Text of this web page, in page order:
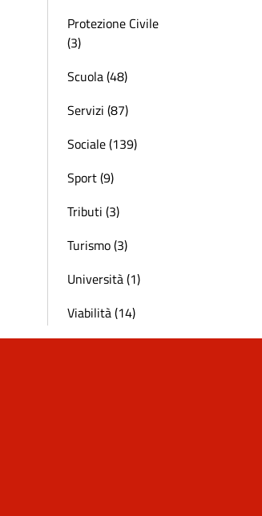
Protezione Civile
(3)
Scuola (48)
Servizi (87)
Sociale (139)
Sport (9)
Tributi (3)
Turismo (3)
Università (1)
Viabilità (14)